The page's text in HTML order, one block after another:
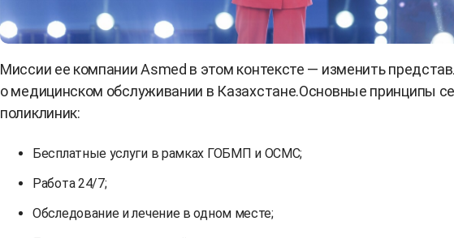
Миссии ее компании Asmed в этом контексте — изменить
о медицинском обслуживании в Казахстане.Основные принципы
поликлиник:
Бесплатные услуги в рамках ГОБМП и ОСМС;
Работа 24/7;
Обследование и лечение в одном месте;